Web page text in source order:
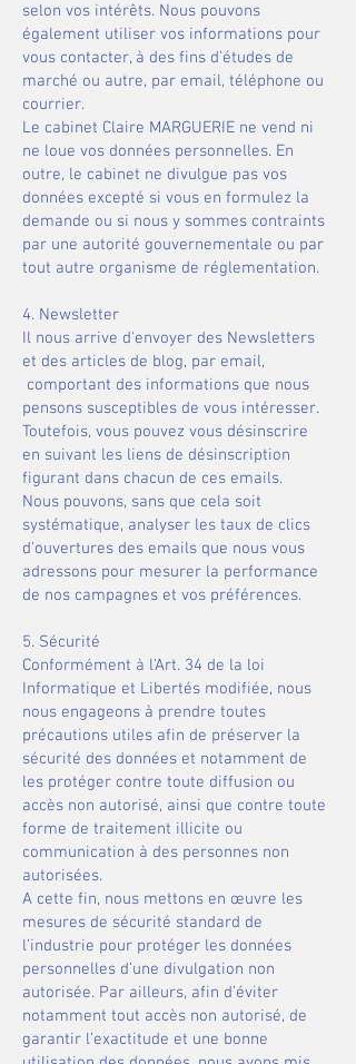
selon vos intérêts. Nous pouvons
également utiliser vos informations pour
vous contacter, à des fins d’études de
marché ou autre, par email, téléphone ou
courrier.
​Le cabinet Claire MARGUERIE ne vend ni
ne loue vos données personnelles. En
outre, le cabinet ne divulgue pas vos
données excepté si vous en formulez la
demande ou si nous y sommes contraints
par une autorité gouvernementale ou par
tout autre organisme de réglementation.
​​4. Newsletter​​
Il nous arrive d'envoyer des Newsletters
et des articles de blog, par email,
comportant des informations que nous
pensons susceptibles de vous intéresser.
Toutefois, vous pouvez vous désinscrire
en suivant les liens de désinscription
figurant dans chacun de ces emails. ​
Nous pouvons, sans que cela soit
systématique, analyser les taux de clics
d'ouvertures des emails que nous vous
adressons pour mesurer la performance
de nos campagnes et vos préférences.
​​5. Sécurité​
Conformément à l'Art. 34 de la loi
Informatique et Libertés modifiée, nous
nous engageons à prendre toutes
précautions utiles afin de préserver la
sécurité des données et notamment de
les protéger contre toute diffusion ou
accès non autorisé, ainsi que contre toute
forme de traitement illicite ou
communication à des personnes non
autorisées. ​
A cette fin, nous mettons en œuvre les
mesures de sécurité standard de
l’industrie pour protéger les données
personnelles d’une divulgation non
autorisée. Par ailleurs, afin d’éviter
notamment tout accès non autorisé, de
garantir l’exactitude et une bonne